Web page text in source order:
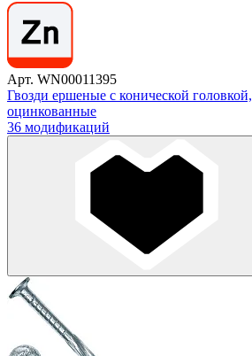
Арт. WN00011395
Гвозди ершеные с конической головкой,
оцинкованные
36 модификаций